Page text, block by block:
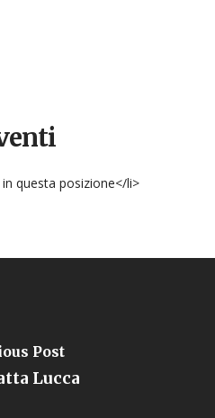
questa posizione</li>
Post
Lucca